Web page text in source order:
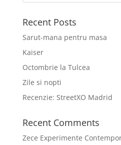
Recent Posts
Sarut-mana pentru masa
Kaiser
Octombrie la Tulcea
Zile si nopti
Recenzie: StreetXO Madrid
Recent Comments
Zece Experimente